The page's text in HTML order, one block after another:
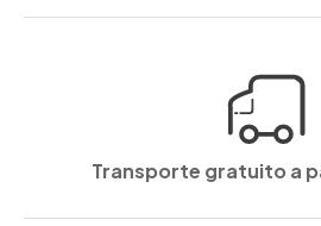
Transporte gratuito a